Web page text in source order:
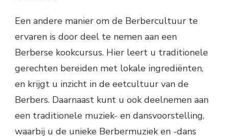
Een andere manier om de Berbercultuur te
ervaren is door deel te nemen aan een
Berberse kookcursus. Hier leert u traditionele
gerechten bereiden met lokale ingrediënten,
en krijgt u inzicht in de eetcultuur van de
Berbers. Daarnaast kunt u ook deelnemen aan
een traditionele muziek- en dansvoorstelling,
waarbij u de unieke Berbermuziek en -dans